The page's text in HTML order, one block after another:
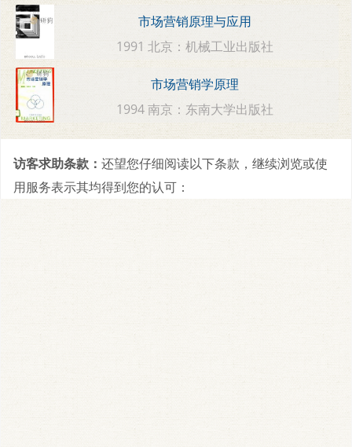
市场营销原理与应用
1991 北京：机械工业出版社
市场营销学原理
1994 南京：东南大学出版社
访客求助条款： 还望您仔细阅读以下条款，继续浏览或使
用服务表示其均得到您的认可：